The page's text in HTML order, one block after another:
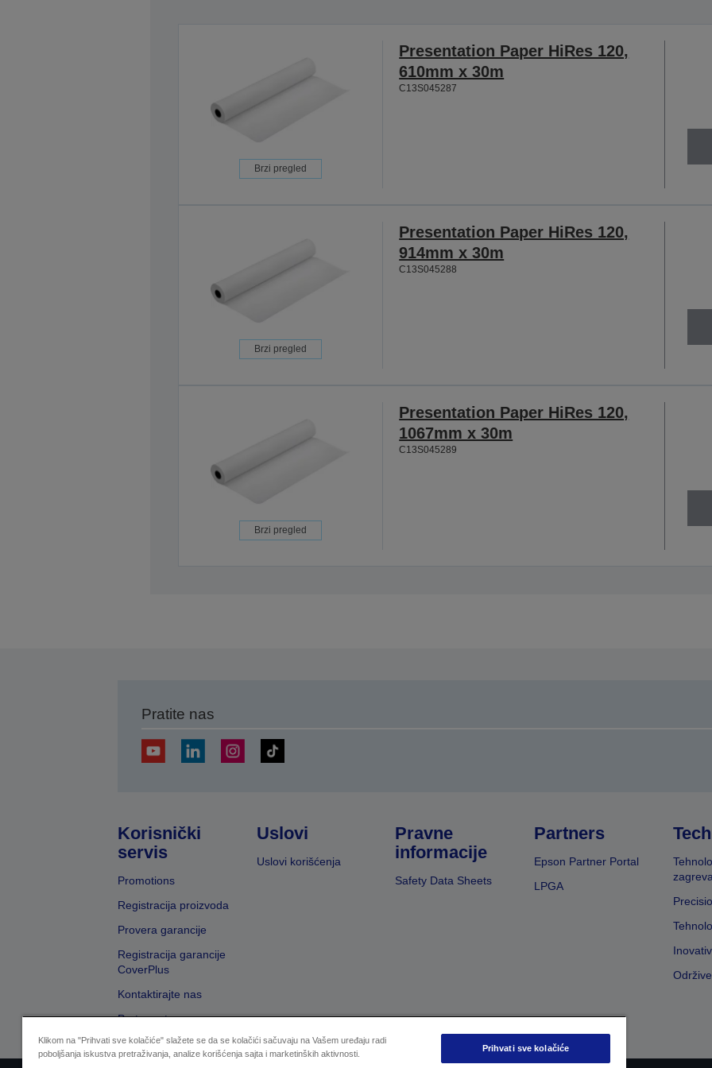
Brzi pregled
Presentation Paper HiRes 120,
610mm x 30m
C13S045287
Brzi pregled
Presentation Paper HiRes 120,
914mm x 30m
C13S045288
Brzi pregled
Presentation Paper HiRes 120,
1067mm x 30m
C13S045289
Pratite nas
Korisnički
servis
Promotions
Registracija proizvoda
Provera garancije
Registracija garancije
CoverPlus
Kontaktirajte nas
Pretraga trgovaca
Uslovi
Uslovi korišćenja
Pravne
informacije
Safety Data Sheets
Partners
Epson Partner Portal
LPGA
Klikom na "Prihvati sve kolačiće" slažete se da se kolačići sačuvaju na Vašem uređaju radi
poboljšanja iskustva pretraživanja, analize korišćenja sajta i marketinških aktivnosti.
Prihvati sve kolačiće